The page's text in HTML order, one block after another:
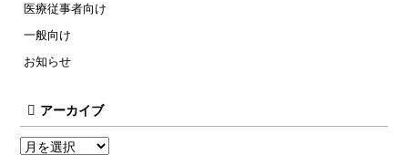
医療従事者向け
一般向け
お知らせ
アーカイブ